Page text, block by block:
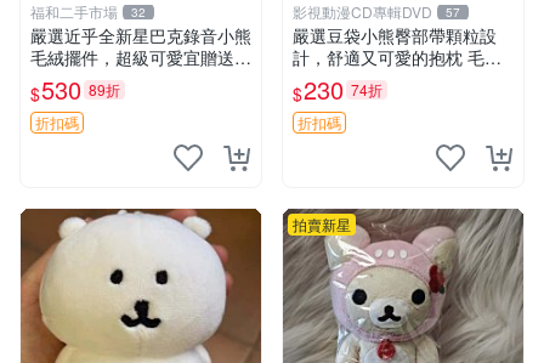
福和二手市場 32
嚴選近乎全新星巴克錄音小熊
毛絨擺件，超級可愛宜贈送掛
飾 錄音小熊 毛絨擺件 贈品
$530 89折
折扣碼
影視動漫CD專輯DVD 57
嚴選豆袋小熊臀部帶顆粒設
計，舒適又可愛的抱枕 毛絨
抱枕、臀部按摩、坐墊
$230 74折
折扣碼
拍賣新星